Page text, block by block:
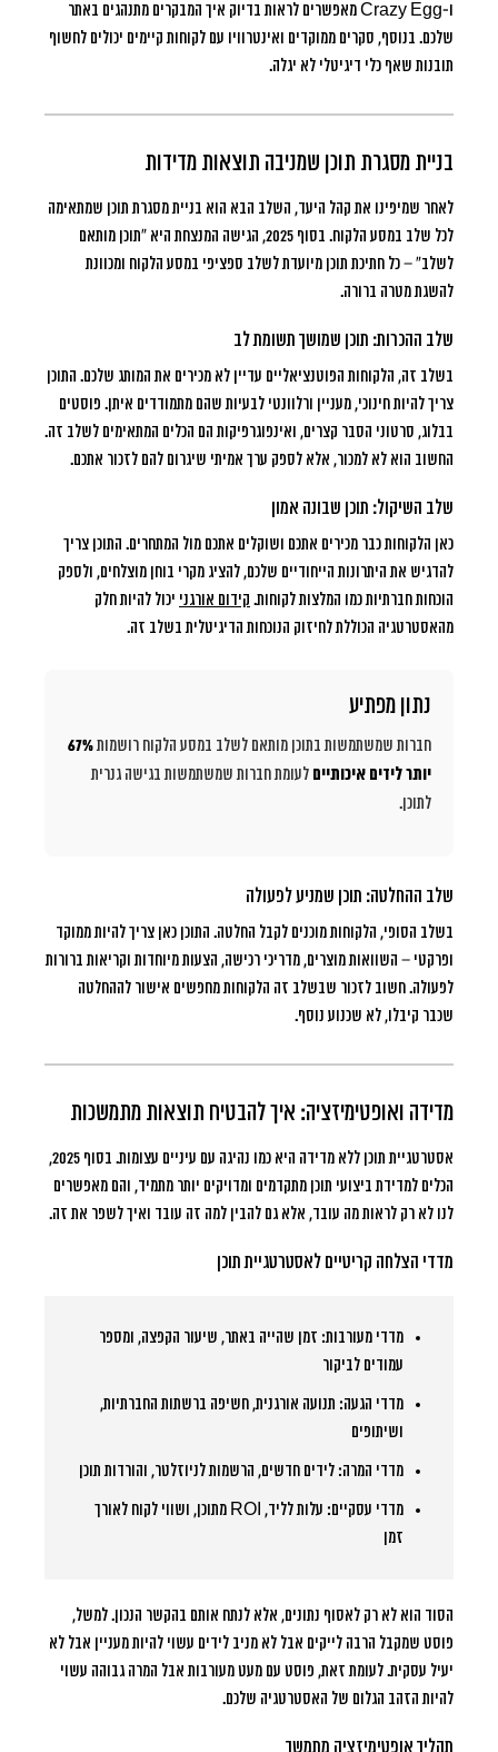
ו-Crazy Egg מאפשרים לראות בדיוק איך המבקרים מתנהגים באתר
שלכם. בנוסף, סקרים ממוקדים ואינטרוויו עם לקוחות קיימים יכולים לחשוף
תובנות שאף כלי דיגיטלי לא יגלה.
בניית מסגרת תוכן שמניבה תוצאות מדידות
לאחר שמיפינו את קהל היעד, השלב הבא הוא בניית מסגרת תוכן שמתאימה
לכל שלב במסע הלקוח. בסוף 2025, הגישה המנצחת היא “תוכן מותאם
לשלב” – כל חתיכת תוכן מיועדת לשלב ספציפי במסע הלקוח ומכוונת
להשגת מטרה ברורה.
שלב ההכרות: תוכן שמושך תשומת לב
בשלב זה, הלקוחות הפוטנציאליים עדיין לא מכירים את המותג שלכם. התוכן
צריך להיות חינוכי, מעניין ורלוונטי לבעיות שהם מתמודדים איתן. פוסטים
בבלוג, סרטוני הסבר קצרים, ואינפוגרפיקות הם הכלים המתאימים לשלב זה.
החשוב הוא לא למכור, אלא לספק ערך אמיתי שיגרום להם לזכור אתכם.
שלב השיקול: תוכן שבונה אמון
כאן הלקוחות כבר מכירים אתכם ושוקלים אתכם מול המתחרים. התוכן צריך
להדגיש את היתרונות הייחודיים שלכם, להציג מקרי בוחן מוצלחים, ולספק
הוכחות חברתיות כמו המלצות לקוחות. קידום אורגני יכול להיות חלק
מהאסטרטגיה הכוללת לחיזוק הנוכחות הדיגיטלית בשלב זה.
נתון מפתיע
חברות שמשתמשות בתוכן מותאם לשלב במסע הלקוח רושמות67%
יותר לידים איכותיים לעומת חברות שמשתמשות בגישה גנרית
לתוכן.
שלב ההחלטה: תוכן שמניע לפעולה
בשלב הסופי, הלקוחות מוכנים לקבל החלטה. התוכן כאן צריך להיות ממוקד
ופרקטי – השוואות מוצרים, מדריכי רכישה, הצעות מיוחדות וקריאות ברורות
לפעולה. חשוב לזכור שבשלב זה הלקוחות מחפשים אישור לההחלטה
שכבר קיבלו, לא שכנוע נוסף.
מדידה ואופטימיזציה: איך להבטיח תוצאות מתמשכות
אסטרטגיית תוכן ללא מדידה היא כמו נהיגה עם עיניים עצומות. בסוף 2025,
הכלים למדידת ביצועי תוכן מתקדמים ומדויקים יותר מתמיד, והם מאפשרים
לנו לא רק לראות מה עובד, אלא גם להבין למה זה עובד ואיך לשפר את זה.
מדדי הצלחה קריטיים לאסטרטגיית תוכן
מדדי מעורבות: זמן שהייה באתר, שיעור הקפצה, ומספר
עמודים לביקור
מדדי הגעה: תנועה אורגנית, חשיפה ברשתות החברתיות,
ושיתופים
מדדי המרה: לידים חדשים, הרשמות לניוזלטר, והורדות תוכן
מדדי עסקיים:
עלות לליד, ROI מתוכן, ושווי לקוח לאורך
זמן
הסוד הוא לא רק לאסוף נתונים, אלא לנתח אותם בהקשר הנכון. למשל,
פוסט שמקבל הרבה לייקים אבל לא מניב לידים עשוי להיות מעניין אבל לא
יעיל עסקית. לעומת זאת, פוסט עם מעט מעורבות אבל המרה גבוהה עשוי
להיות הזהב הגלום של האסטרטגיה שלכם.
תהליך אופטימיזציה מתמשך